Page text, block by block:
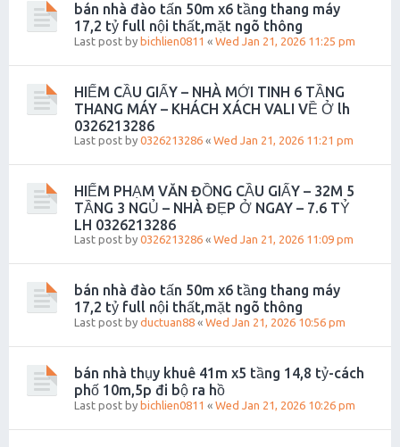
bán nhà đào tấn 50m x6 tầng thang máy
17,2 tỷ full nội thất,mặt ngõ thông
Last post by bichlien0811 « Wed Jan 21, 2026 11:25 pm
HIẾM CẦU GIẤY – NHÀ MỚI TINH 6 TẦNG
THANG MÁY – KHÁCH XÁCH VALI VỀ Ở lh
0326213286
Last post by 0326213286 « Wed Jan 21, 2026 11:21 pm
HIẾM PHẠM VĂN ĐỒNG CẦU GIẤY – 32M 5
TẦNG 3 NGỦ – NHÀ ĐẸP Ở NGAY – 7.6 TỶ
LH 0326213286
Last post by 0326213286 « Wed Jan 21, 2026 11:09 pm
bán nhà đào tấn 50m x6 tầng thang máy
17,2 tỷ full nội thất,mặt ngõ thông
Last post by ductuan88 « Wed Jan 21, 2026 10:56 pm
bán nhà thụy khuê 41m x5 tầng 14,8 tỷ-cách
phố 10m,5p đi bộ ra hồ
Last post by bichlien0811 « Wed Jan 21, 2026 10:26 pm